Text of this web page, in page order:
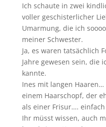
Ich schaute in zwei
voller geschisterlicher
Umarmung, die ich
meiner Schwester.
Ja, es waren tatsächlich
Jahre gewesen sein, die
kannte.
Ines mit langen
einem Haarschopf, der
als einer Frisur….
Ihr müsst wissen, auch